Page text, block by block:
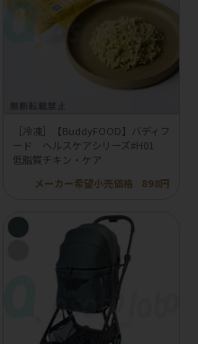
［冷凍］【BuddyFOOD】バディフ
ード ヘルスケアシリーズ#H01
低脂質チキン・ケア
メーカー希望小売価格
898円